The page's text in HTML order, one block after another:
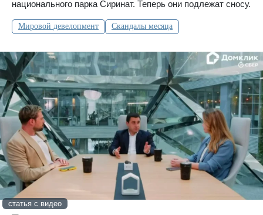
национального парка Сиринат. Теперь они подлежат сносу.
Мировой девелопмент Скандалы месяца
статья с видео